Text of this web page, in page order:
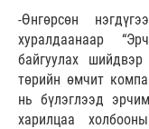
-Өнгөрсөн
хуралдаанаар
байгуулах
төрийн өмчит
нь бүлэглээд
харилцаа